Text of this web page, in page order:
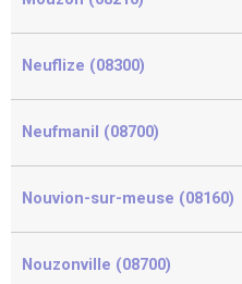
Neuflize (08300)
Neufmanil (08700)
Nouvion-sur-meuse (08160)
Nouzonville (08700)